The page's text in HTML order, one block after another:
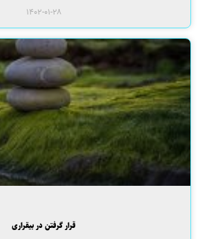
۱۴۰۲-۰۱-۲۸
قرار گرفتن در بیقراری